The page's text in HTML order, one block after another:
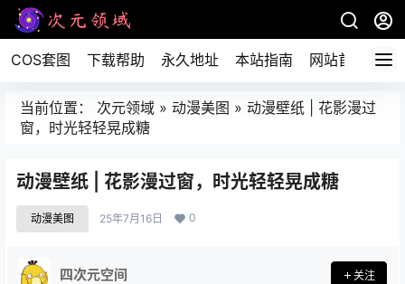
COS套图 下载帮助 永久地址 本站指南 网站首页
当前位置： 次元领域 » 动漫美图 » 动漫壁纸 | 花影漫过
窗，时光轻轻晃成糖
动漫壁纸 | 花影漫过窗，时光轻轻晃成糖
动漫美图 25年7月16日 0
四次元空间 关注